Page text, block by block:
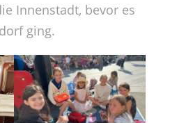
Innenstadt, bevor es
ging.